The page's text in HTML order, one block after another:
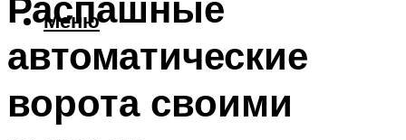
Меню
автоматические
ворота своими